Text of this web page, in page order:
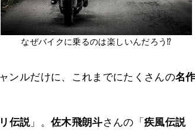
なぜバイクに乗るのは楽しいんだろう⁉︎
ンルだけに、これまでにたくさんの名
伝説」。 佐木飛朗斗さんの「 疾風伝説